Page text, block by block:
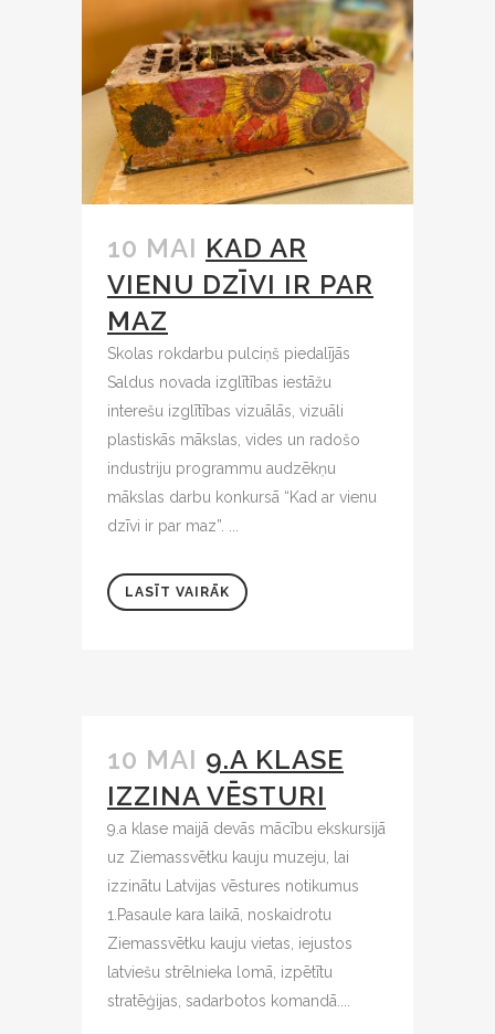
10 MAI KAD AR
VIENU DZĪVI IR PAR
MAZ
Skolas rokdarbu pulciņš piedalījās
Saldus novada izglītības iestāžu
interešu izglītības vizuālās, vizuāli
plastiskās mākslas, vides un radošo
industriju programmu audzēkņu
mākslas darbu konkursā “Kad ar vienu
dzīvi ir par maz”. ...
LASĪT VAIRĀK
10 MAI 9.A KLASE
IZZINA VĒSTURI
9.a klase maijā devās mācību ekskursijā
uz Ziemassvētku kauju muzeju, lai
izzinātu Latvijas vēstures notikumus
1.Pasaule kara laikā, noskaidrotu
Ziemassvētku kauju vietas, iejustos
latviešu strēlnieka lomā, izpētītu
stratēģijas, sadarbotos komandā....